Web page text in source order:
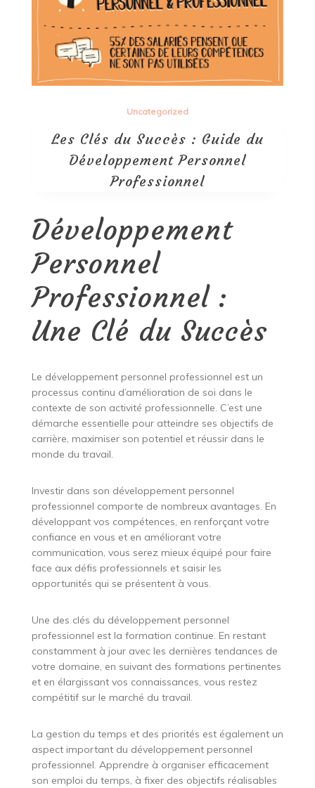
Uncategorized
Les Clés du Succès : Guide du
Développement Personnel
Professionnel
Développement
Personnel
Professionnel :
Une Clé du Succès
Le développement personnel professionnel est un
processus continu d’amélioration de soi dans le
contexte de son activité professionnelle. C’est une
démarche essentielle pour atteindre ses objectifs de
carrière, maximiser son potentiel et réussir dans le
monde du travail.
Investir dans son développement personnel
professionnel comporte de nombreux avantages. En
développant vos compétences, en renforçant votre
confiance en vous et en améliorant votre
communication, vous serez mieux équipé pour faire
face aux défis professionnels et saisir les
opportunités qui se présentent à vous.
Une des clés du développement personnel
professionnel est la formation continue. En restant
constamment à jour avec les dernières tendances de
votre domaine, en suivant des formations pertinentes
et en élargissant vos connaissances, vous restez
compétitif sur le marché du travail.
La gestion du temps et des priorités est également un
aspect important du développement personnel
professionnel. Apprendre à organiser efficacement
son emploi du temps, à fixer des objectifs réalisables